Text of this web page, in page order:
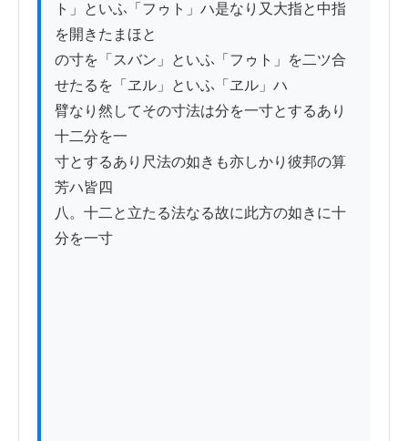
ト」といふ「フゥト」ハ是なり又大指と中指
を開きたまほと
の寸を「スバン」といふ「フゥト」を二ツ合
せたるを「ヱル」といふ「ヱル」ハ
臂なり然してその寸法は分を一寸とするあり
十二分を一
寸とするあり尺法の如きも亦しかり彼邦の算
芳ハ皆四
八。十二と立たる法なる故に此方の如きに十
分を一寸